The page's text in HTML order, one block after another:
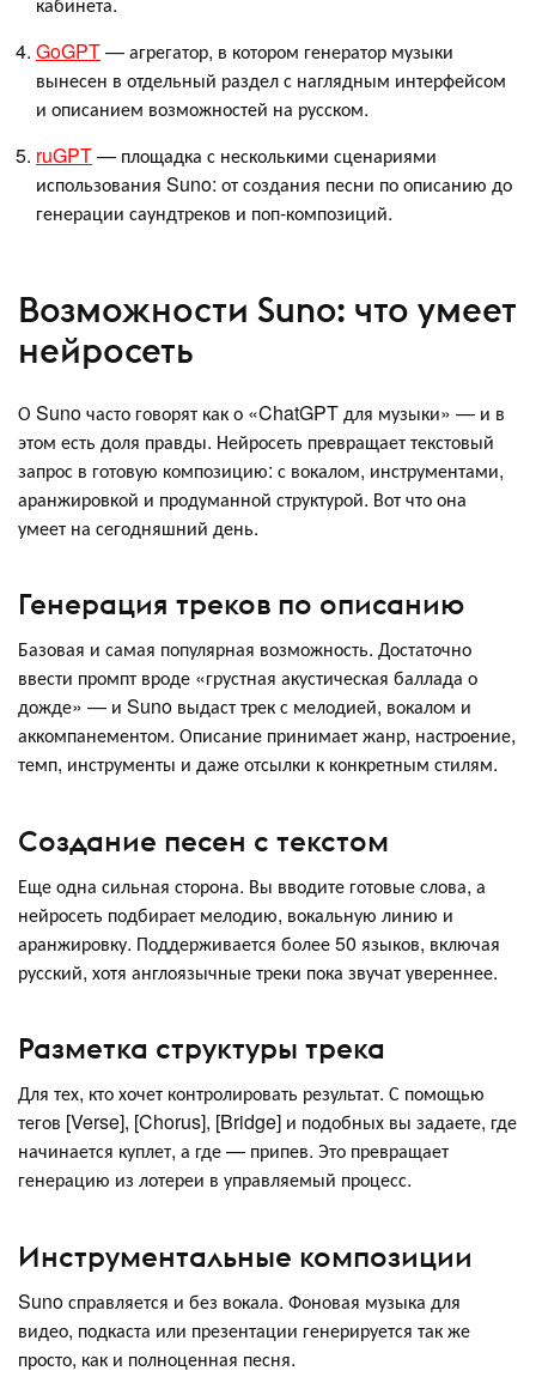
GoGPT— агрегатор, в котором генератор музыки
вынесен в отдельный раздел с наглядным интерфейсом
и описанием возможностей на русском.
ruGPT— площадка с несколькими сценариями
использования Suno: от создания песни по описанию до
генерации саундтреков и поп-композиций.
Возможности Suno: что умеет
нейросеть
О Suno часто говорят как о «ChatGPT для музыки» — и в
этом есть доля правды. Нейросеть превращает текстовый
запрос в готовую композицию: с вокалом, инструментами,
аранжировкой и продуманной структурой. Вот что она
умеет на сегодняшний день.
Генерация треков по описанию
Базовая и самая популярная возможность. Достаточно
ввести промпт вроде «грустная акустическая баллада о
дожде» — и Suno выдаст трек с мелодией, вокалом и
аккомпанементом. Описание принимает жанр, настроение,
темп, инструменты и даже отсылки к конкретным стилям.
Создание песен с текстом
Еще одна сильная сторона. Вы вводите готовые слова, а
нейросеть подбирает мелодию, вокальную линию и
аранжировку. Поддерживается более 50 языков, включая
русский, хотя англоязычные треки пока звучат увереннее.
Разметка структуры трека
Для тех, кто хочет контролировать результат. С помощью
тегов [Verse], [Chorus], [Bridge] и подобных вы задаете, где
начинается куплет, а где — припев. Это превращает
генерацию из лотереи в управляемый процесс.
Инструментальные композиции
Suno справляется и без вокала. Фоновая музыка для
видео, подкаста или презентации генерируется так же
просто, как и полноценная песня.